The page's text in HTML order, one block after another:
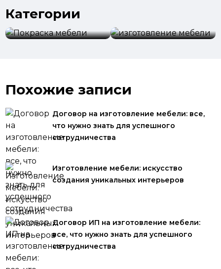
Категории
Покраска мебели
Похожие записи
Договор на изготовление мебели: все,
что нужно знать для успешного
сотрудничества
Изготовление мебели: искусство
создания уникальных интерьеров
Договор ИП на изготовление мебели:
все, что нужно знать для успешного
сотрудничества